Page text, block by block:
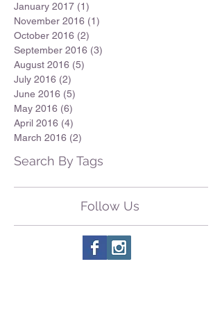
January 2017 (1)
November 2016 (1)
October 2016 (2)
September 2016 (3)
August 2016 (5)
July 2016 (2)
June 2016 (5)
May 2016 (6)
April 2016 (4)
March 2016 (2)
Search By Tags
Follow Us